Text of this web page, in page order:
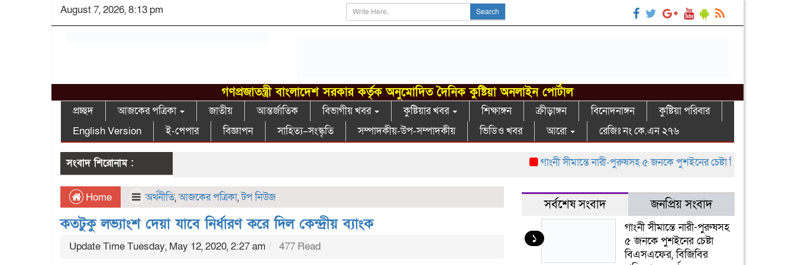
August 7, 2026, 8:13 pm Search
গণপ্রজাতন্ত্রী বাংলাদেশ সরকার কর্তৃক অনুমোদিত দৈনিক কুষ্টিয়া অনলাইন পোর্টাল
প্রচ্ছদ আজকের পত্রিকা জাতীয় আন্তর্জাতিক বিভাগীয় খবর কুষ্টিয়ার খবর শিক্ষাঙ্গন ক্রীড়াঙ্গন বিনোদনাঙ্গন
কুষ্টিয়া পরিবার
English Version
ই-পেপার বিজ্ঞাপন সাহিত্য–সংস্কৃতি সম্পাদকীয়-উপ-সম্পাদকীয় ভিডিও খবর আরো রেজিঃ নং কে.এন ২৭৬
সংবাদ শিরোনাম : গাংনী সীমান্তে নারী-পুরুষসহ ৫ জনকে পুশইনের চেষ্টা বিএসএফের, বিজিবির
Home অর্থনীতি,আজকের পত্রিকা,টপ নিউজ
কতটুকু লভ্যাংশ দেয়া যাবে নির্ধারণ করে দিল কেন্দ্রীয় ব্যাংক
Update Time Tuesday, May 12, 2020, 2:27 am 477 Read
সর্বশেষ সংবাদ জনপ্রিয় সংবাদ
১
গাংনী সীমান্তে নারী-পুরুষসহ
৫ জনকে পুশইনের চেষ্টা
বিএসএফের, বিজিবির